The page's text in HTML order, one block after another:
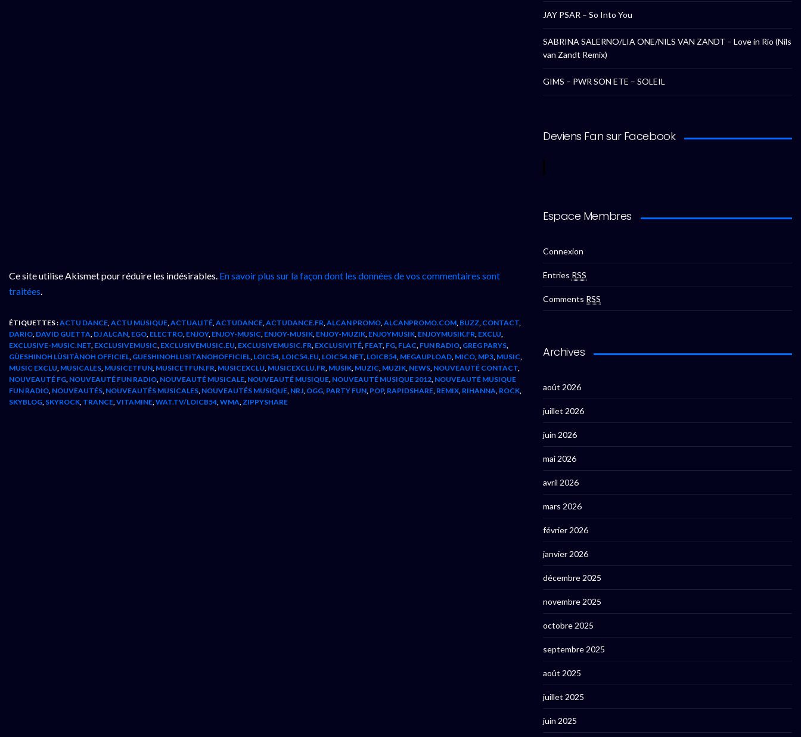
Ce site utilise Akismet pour réduire les indésirables. En savoir plus sur la façon dont les données de vos commentaires sont
traitées.
ÉTIQUETTES :ACTU DANCE ACTU MUSIQUE ACTUALITÉ ACTUDANCE ACTUDANCE.FR ALCAN PROMO ALCANPROMO.COM BUZZ CONTACT
DARIO DAVID GUETTA DJ ALCAN EGO ELECTRO ENJOY, ENJOY-MUSIC ENJOY-MUSIK ENJOY-MUZIK ENJOYMUSIK ENJOYMUSIK.FR EXCLU
EXCLUSIVE-MUSIC.NET EXCLUSIVEMUSIC EXCLUSIVEMUSIC.EU EXCLUSIVEMUSIC.FR EXCLUSIVITÉ FEAT FG FLAC FUN RADIO GREG PARYS
GÙESHINOH LÙSITÀNOH OFFICIEL GUESHINOHLUSITANOHOFFICIEL LOIC54 LOIC54.EU LOIC54.NET LOICB54 MEGAUPLOAD MICO MP3 MUSIC
MUSIC EXCLU MUSICALES MUSICETFUN MUSICETFUN.FR MUSICEXCLU MUSICEXCLU.FR MUSIK MUZIC MUZIK NEWS NOUVEAUTÉ CONTACT
NOUVEAUTÉ FG NOUVEAUTÉ FUN RADIO NOUVEAUTÉ MUSICALE NOUVEAUTÉ MUSIQUE NOUVEAUTÉ MUSIQUE 2012 NOUVEAUTÉ MUSIQUE
FUN RADIO NOUVEAUTÉS NOUVEAUTÉS MUSICALES NOUVEAUTÉS MUSIQUE NRJ OGG PARTY FUN POP, RAPIDSHARE REMIX RIHANNA ROCK
SKYBLOG SKYROCK TRANCE VITAMINE WAT.TV/LOICB54 WMA ZIPPYSHARE
JAY PSAR – So Into You
SABRINA SALERNO/LIA ONE/NILS VAN ZANDT – Love in Rio (Nils
van Zandt Remix)
GIMS – PWR SON ETE – SOLEIL
Deviens Fan sur Facebook
Espace Membres
Connexion
Entries RSS
Comments RSS
Archives
août 2026
juillet 2026
juin 2026
mai 2026
avril 2026
mars 2026
février 2026
janvier 2026
décembre 2025
novembre 2025
octobre 2025
septembre 2025
août 2025
juillet 2025
juin 2025